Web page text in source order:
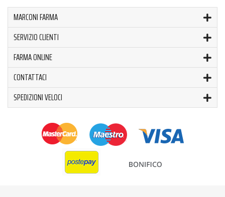
MARCONI FARMA
SERVIZIO CLIENTI
FARMA ONLINE
CONTATTACI
SPEDIZIONI VELOCI